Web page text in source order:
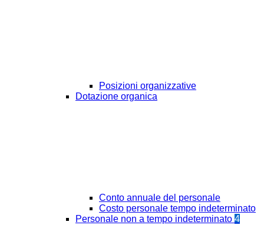
Posizioni organizzative
Dotazione organica
Conto annuale del personale
Costo personale tempo indeterminato
Personale non a tempo indeterminato 4